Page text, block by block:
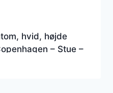
hvid, højde
– Stue –
én lyskilde